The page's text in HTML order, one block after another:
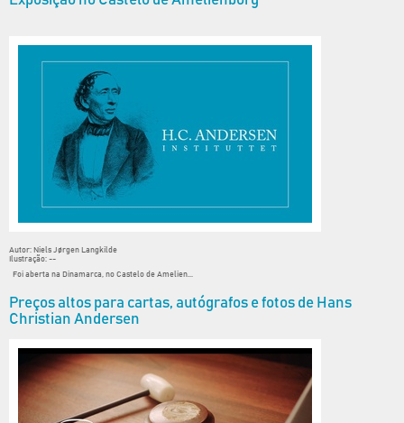
Autor: Niels Jørgen Langkilde
Ilustração: --
Foi aberta na Dinamarca, no Castelo de Amelien...
Preços altos para cartas, autógrafos e fotos de Hans
Christian Andersen